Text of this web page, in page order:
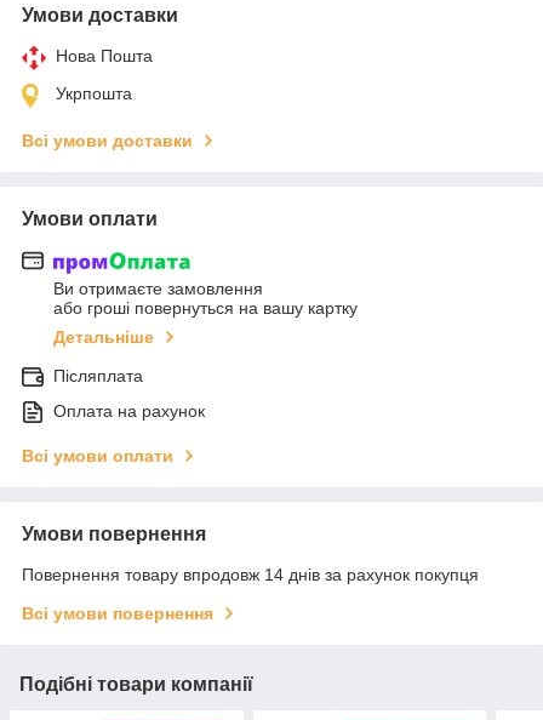
Умови доставки
Нова Пошта
Укрпошта
Всі умови доставки
Умови оплати
Ви отримаєте замовлення
або гроші повернуться на вашу картку
Детальніше
Післяплата
Оплата на рахунок
Всі умови оплати
Умови повернення
Повернення товару впродовж 14 днів за рахунок покупця
Всі умови повернення
Подібні товари компанії